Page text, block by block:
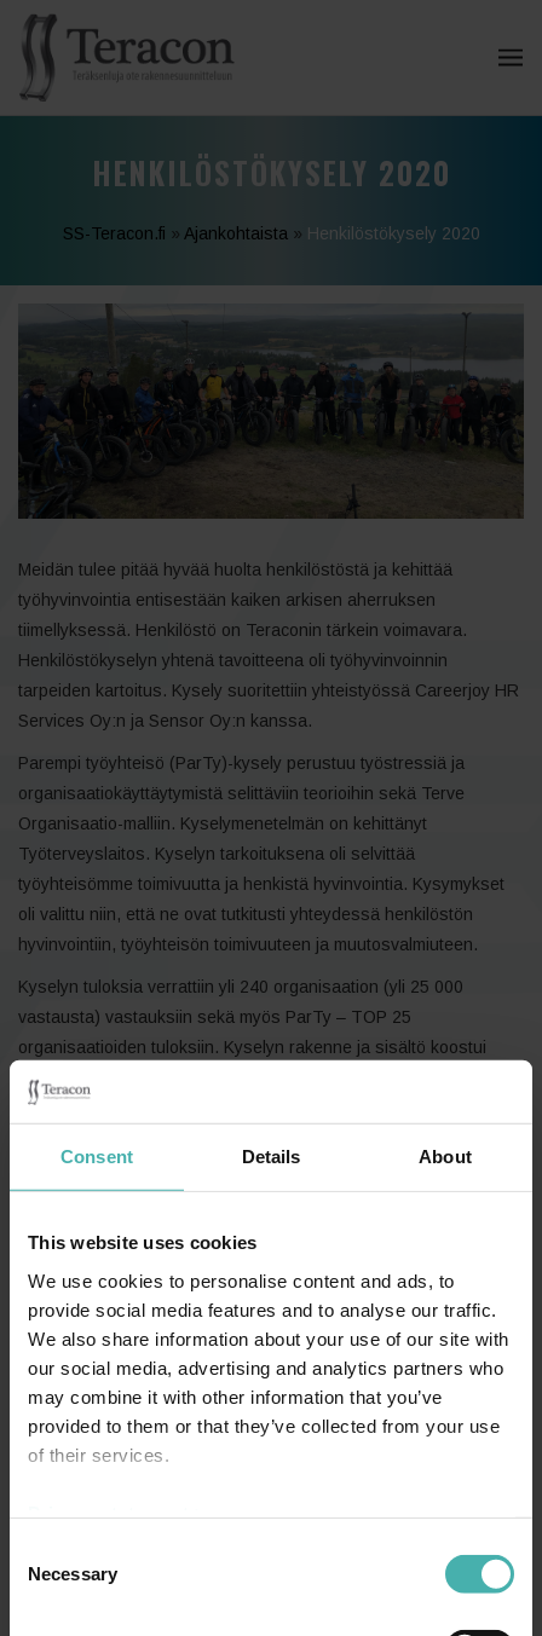
Consent Details About
This website uses cookies
We use cookies to personalise content and ads, to
provide social media features and to analyse our traffic.
We also share information about your use of our site with
our social media, advertising and analytics partners who
may combine it with other information that you’ve
provided to them or that they’ve collected from your use
of their services.
Selection
Necessary
HENKILÖSTÖKYSELY 2020
SS-Teracon.fi » Ajankohtaista » Henkilöstökysely 2020
Meidän tulee pitää hyvää huolta henkilöstöstä ja kehittää
työhyvinvointia entisestään kaiken arkisen aherruksen
tiimellyksessä. Henkilöstö on Teraconin tärkein voimavara.
Henkilöstökyselyn yhtenä tavoitteena oli työhyvinvoinnin
tarpeiden kartoitus. Kysely suoritettiin yhteistyössä Careerjoy HR
Services Oy:n ja Sensor Oy:n kanssa.
Parempi työyhteisö (ParTy)-kysely perustuu työstressiä ja
organisaatiokäyttäytymistä selittäviin teorioihin sekä Terve
Organisaatio-malliin. Kyselymenetelmän on kehittänyt
Työterveyslaitos. Kyselyn tarkoituksena oli selvittää
työyhteisömme toimivuutta ja henkistä hyvinvointia. Kysymykset
oli valittu niin, että ne ovat tutkitusti yhteydessä henkilöstön
hyvinvointiin, työyhteisön toimivuuteen ja muutosvalmiuteen.
Kyselyn tuloksia verrattiin yli 240 organisaation (yli 25 000
vastausta) vastauksiin sekä myös ParTy – TOP 25
organisaatioiden tuloksiin. Kyselyn rakenne ja sisältö koostui
erilaisista työyhteisö-, tehtävä- ja yksilötasolla käsitellyistä
asiakokonaisuuksista kuten työryhmän toimivuus ja
johtamiskäytännöt, tehtävien ja tavoitteiden tunteminen, työn
hallinta, kuormitustekijät, stressi sekä työn ilo. Kyselyn lopputulos
keskiverto-organisaation tuloksiin vertailtaessa. Kun tarkasteltiin
TOP-25 organisaatioiden tuloksia, kamppailimme tasapäin
paremmuudesta heidän joukossaan. Kehitettävääkin toki löytyi.
Kyselyn tuloksia tulemme hyödyntämään työkyvyn ylläpitoon ja
yhteistyön kehittämiseen tähtäävissä toiminnoissamme ja kyselyn
pohjalta haemme keinoja työn kuormittavuuden hallintaan.
liittyvissä asioissa ja tarvittaessa reagoimaan niihin yhdessä.